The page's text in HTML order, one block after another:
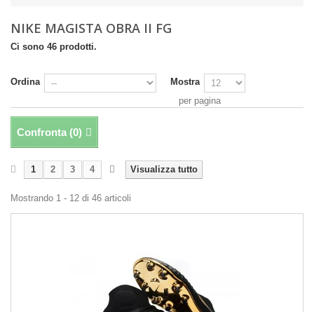
NIKE MAGISTA OBRA II FG
Ci sono 46 prodotti.
Ordina
Mostra
per pagina
Confronta (0)
Visualizza tutto
1 2 3 4
Mostrando 1 - 12 di 46 articoli